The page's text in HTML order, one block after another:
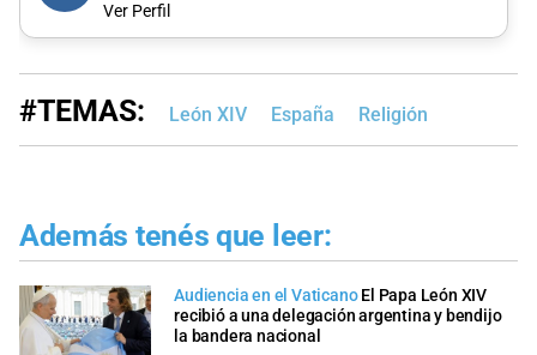
Ver Perfil
#TEMAS: León XIV España Religión
Además tenés que leer:
Audiencia en el Vaticano El Papa León XIV
recibió a una delegación argentina y bendijo
la bandera nacional